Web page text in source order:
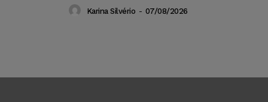
Karina Silvério - 07/08/2026